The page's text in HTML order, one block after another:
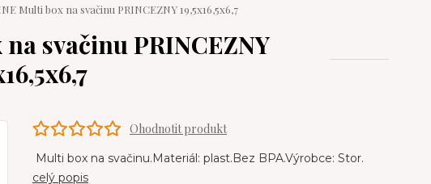
Multi box na svačinu PRINCEZNY 19,5x16,5x6,7
svačinu PRINCEZNY
Ohodnotit produkt
Multi box na svačinu.Materiál: plast.Bez BPA.Výrobce: Stor.
celý popis